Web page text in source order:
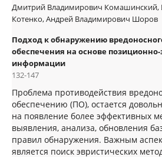
Дмитрий Владимирович Комашинский,
Котенко, Андрей Владимирович Шоров
Подход к обнаружению
обеспечения на основе
информации
132-147
Проблема противодействия
обеспечению (ПО), остается
на появление более эффективных
выявления, анализа, обновления
правил обнаружения. Важным
является поиск эвристических